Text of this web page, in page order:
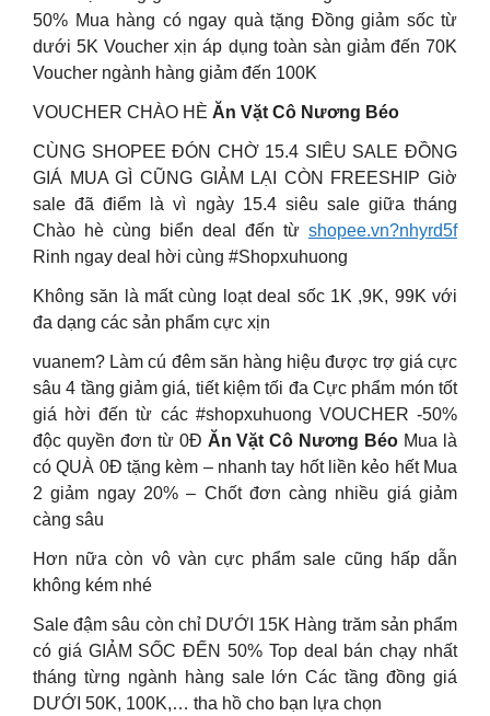
50% Mua hàng có ngay quà tặng Đồng giảm sốc từ
dưới 5K Voucher xịn áp dụng toàn sàn giảm đến 70K
Voucher ngành hàng giảm đến 100K
VOUCHER CHÀO HÈ Ăn Vặt Cô Nương Béo
CÙNG SHOPEE ĐÓN CHỜ 15.4 SIÊU SALE ĐỒNG
GIÁ MUA GÌ CŨNG GIẢM LẠI CÒN FREESHIP ️Giờ
sale đã điểm là vì ngày 15.4 siêu sale giữa tháng
️Chào hè cùng biển deal đến từ shopee.vn?nhyrd5f
Rinh ngay deal hời cùng #Shopxuhuong
Không săn là mất cùng loạt deal sốc 1K ,9K, 99K với
đa dạng các sản phẩm cực xịn
vuanem? Làm cú đêm săn hàng hiệu được trợ giá cực
sâu 4 tầng giảm giá, tiết kiệm tối đa Cực phẩm món tốt
giá hời đến từ các #shopxuhuong VOUCHER -50%
độc quyền đơn từ 0Đ Ăn Vặt Cô Nương Béo Mua là
có QUÀ 0Đ tặng kèm – nhanh tay hốt liền kẻo hết Mua
2 giảm ngay 20% – Chốt đơn càng nhiều giá giảm
càng sâu
️Hơn nữa còn vô vàn cực phẩm sale cũng hấp dẫn
không kém nhé
Sale đậm sâu còn chỉ DƯỚI 15K Hàng trăm sản phẩm
có giá GIẢM SỐC ĐẾN 50% Top deal bán chạy nhất
tháng từng ngành hàng sale lớn Các tầng đồng giá
DƯỚI 50K, 100K,… tha hồ cho bạn lựa chọn